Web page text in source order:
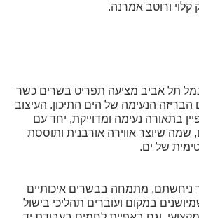
קלוי ורוטב אמרנה.
תל אביב מציעה תפריט בשרים כשר
הבריזה הנעימה של הים התיכון. העיצוב
בתאורה נעימה ומדוייקת, יחד עם
שמה שיוצר אווירה אורבנית ותוססת
של ים.
ניחשתם, מתמחה בבשרים איכותיים
במקום ועוברים תהליכי בישול